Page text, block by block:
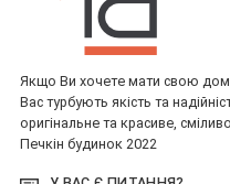
Якщо Ви хочете мати свою
Вас турбують якість та
оригінальне та красиве,
Печкін будинок 2022